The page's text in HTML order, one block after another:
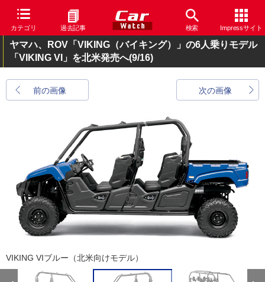
カテゴリ 過去記事 検索 Impressサイト
ヤマハ、ROV「VIKING（バイキング）」の6人乗りモデル
「VIKING VI」を北米発売へ(9/16)
前の画像 次の画像
VIKING VIブルー（北米向けモデル）